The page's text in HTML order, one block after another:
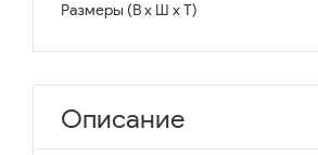
Размеры (В x Ш x Т)
Описание